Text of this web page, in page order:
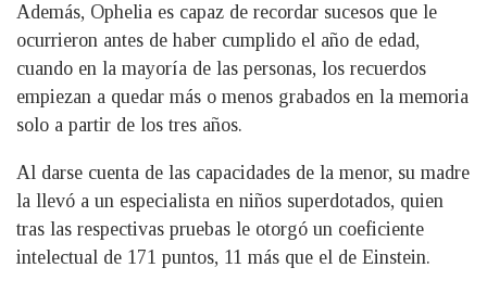
Además, Ophelia es capaz de recordar sucesos que le
ocurrieron antes de haber cumplido el año de edad,
cuando en la mayoría de las personas, los recuerdos
empiezan a quedar más o menos grabados en la memoria
solo a partir de los tres años.
Al darse cuenta de las capacidades de la menor, su madre
la llevó a un especialista en niños superdotados, quien
tras las respectivas pruebas le otorgó un coeficiente
intelectual de 171 puntos, 11 más que el de Einstein.